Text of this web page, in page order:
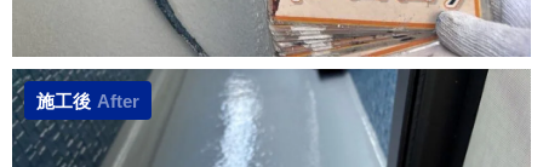
施工後 After